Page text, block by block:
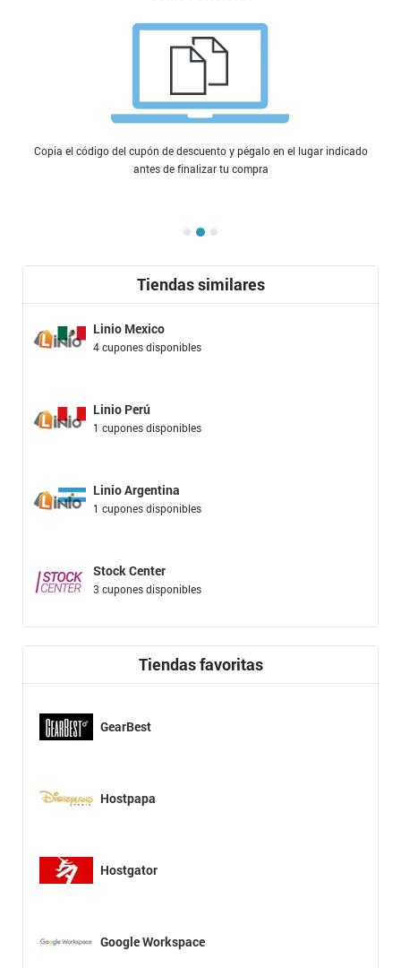
Copia el código del cupón de descuento y pégalo en el lugar indicado
antes de finalizar tu compra
Tiendas similares
Linio Mexico
4 cupones disponibles
Linio Perú
1 cupones disponibles
Linio Argentina
1 cupones disponibles
Stock Center
3 cupones disponibles
Tiendas favoritas
GearBest
Hostpapa
Hostgator
Google Workspace